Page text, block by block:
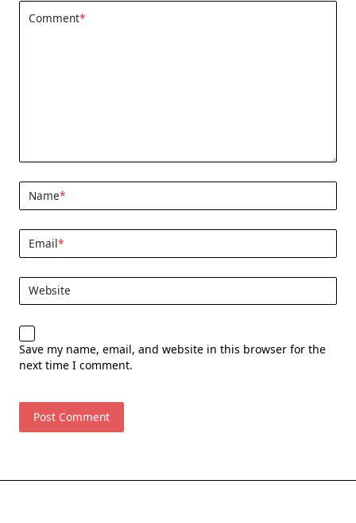
Comment*
Name*
Email*
Website
Save my name, email, and website in this browser for the
next time I comment.